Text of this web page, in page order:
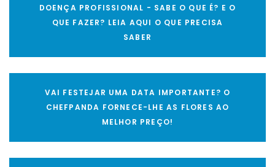
DOENÇA PROFISSIONAL - SABE O QUE É? E O
QUE FAZER? LEIA AQUI O QUE PRECISA
SABER
VAI FESTEJAR UMA DATA IMPORTANTE? O
CHEFPANDA FORNECE-LHE AS FLORES AO
MELHOR PREÇO!